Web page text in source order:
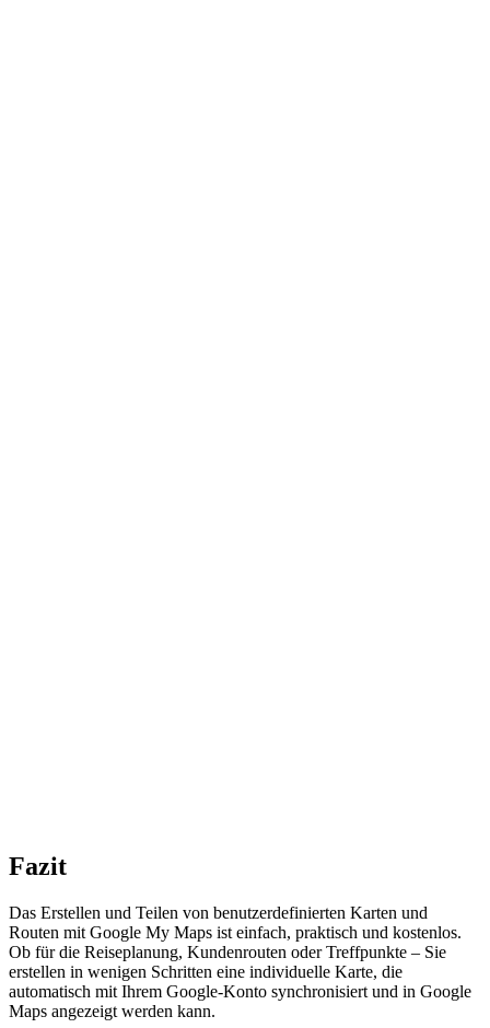
Fazit
Das Erstellen und Teilen von benutzerdefinierten Karten und
Routen mit Google My Maps ist einfach, praktisch und kostenlos.
Ob für die Reiseplanung, Kundenrouten oder Treffpunkte – Sie
erstellen in wenigen Schritten eine individuelle Karte, die
automatisch mit Ihrem Google-Konto synchronisiert und in Google
Maps angezeigt werden kann.